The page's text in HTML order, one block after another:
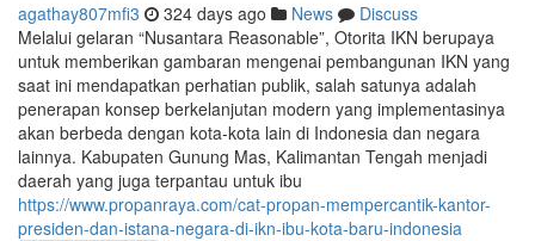
agathay807mfi3 324 days ago News
Discuss
Melalui gelaran “Nusantara Reasonable”, Otorita IKN berupaya
untuk memberikan gambaran mengenai pembangunan IKN yang
saat ini mendapatkan perhatian publik, salah satunya adalah
penerapan konsep berkelanjutan modern yang implementasinya
akan berbeda dengan kota-kota lain di Indonesia dan negara
lainnya. Kabupaten Gunung Mas, Kalimantan Tengah menjadi
daerah yang juga terpantau untuk ibu
https://www.propanraya.com/cat-propan-mempercantik-kantor-
presiden-dan-istana-negara-di-ikn-ibu-kota-baru-indonesia